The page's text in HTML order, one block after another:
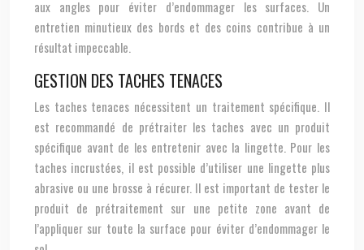
aux angles pour éviter d’endommager les surfaces. Un
entretien minutieux des bords et des coins contribue à un
résultat impeccable.
GESTION DES TACHES TENACES
Les taches tenaces nécessitent un traitement spécifique. Il
est recommandé de prétraiter les taches avec un produit
spécifique avant de les entretenir avec la lingette. Pour les
taches incrustées, il est possible d’utiliser une lingette plus
abrasive ou une brosse à récurer. Il est important de tester le
produit de prétraitement sur une petite zone avant de
l’appliquer sur toute la surface pour éviter d’endommager le